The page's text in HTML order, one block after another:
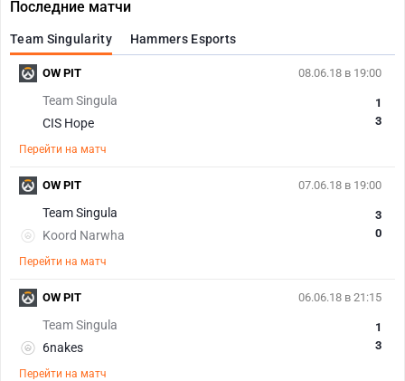
Последние матчи
Team Singularity Hammers Esports
08.06.18 в 19:00
Team Singula
CIS Hope
1
3
Перейти на матч
OW PIT
07.06.18 в 19:00
Team Singula
Koord Narwha
3
0
Перейти на матч
OW PIT
06.06.18 в 21:15
Team Singula
6nakes
1
3
Перейти на матч
OW PIT